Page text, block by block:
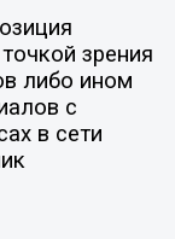
зрения
либо ином
с
в сети